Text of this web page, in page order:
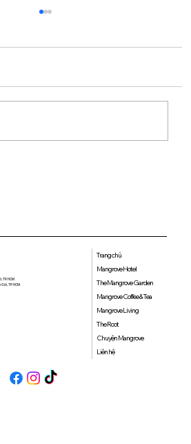
TP. HCM
TP. HCM
Trang chủ
Mangrove Hotel
The Mangrove Garden
Mangrove Coffee & Tea
Mangrove Living
The Root
Chuyện Mangrove
Liên hệ